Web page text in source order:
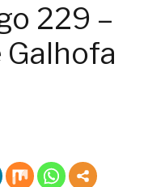
229 –
Galhofa